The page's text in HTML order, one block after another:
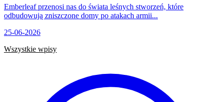
Emberleaf przenosi nas do świata leśnych stworzeń, które
odbudowują zniszczone domy po atakach armii...
25-06-2026
Wszystkie wpisy